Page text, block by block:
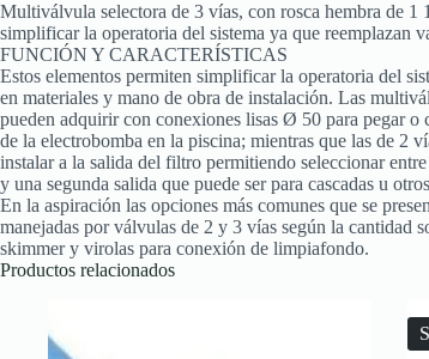
Multiválvula selectora de 3 vías, con rosca hembra de 1
simplificar la operatoria del sistema ya que reemplazan
FUNCIÓN Y CARACTERÍSTICAS
Estos elementos permiten simplificar la operatoria del
en materiales y mano de obra de instalación. Las
pueden adquirir con conexiones lisas Ø 50 para pegar o
de la electrobomba en la piscina; mientras que las de 2
instalar a la salida del filtro permitiendo seleccionar
y una segunda salida que puede ser para cascadas u
En la aspiración las opciones más comunes que se
manejadas por válvulas de 2 y 3 vías según la cantidad
skimmer y virolas para conexión de limpiafondo.
Productos relacionados